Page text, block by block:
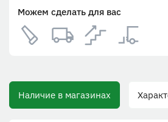
Можем сделать для вас
Наличие в магазинах